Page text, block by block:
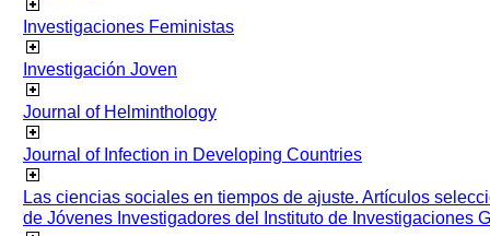
Investigaciones Feministas
Investigación Joven
Journal of Helminthology
Journal of Infection in Developing Countries
Las ciencias sociales en tiempos de ajuste. Artículos
de Jóvenes Investigadores del Instituto de Investigaciones